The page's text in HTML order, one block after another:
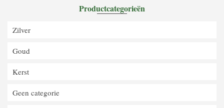
Productcategorieën
Zilver
Goud
Kerst
Geen categorie